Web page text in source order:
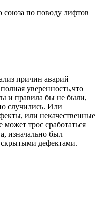
союза по поводу лифтов
причин аварий
уверенность,что
и правила бы не были,
случились. Или
или некачественные
трос сработаться
изначально был
дефектами.